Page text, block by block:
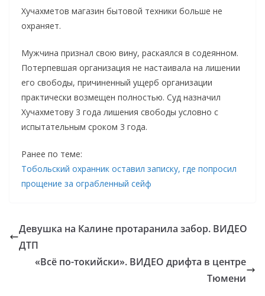
Хучахметов магазин бытовой техники больше не
охраняет.
Мужчина признал свою вину, раскаялся в содеянном.
Потерпевшая организация не настаивала на лишении
его свободы, причиненный ущерб организации
практически возмещен полностью. Суд назначил
Хучахметову 3 года лишения свободы условно с
испытательным сроком 3 года.
Ранее по теме:
Тобольский охранник оставил записку, где попросил
прощение за ограбленный сейф
Девушка на Калине протаранила забор. ВИДЕО
ДТП
«Всё по-токийски». ВИДЕО дрифта в центре
Тюмени